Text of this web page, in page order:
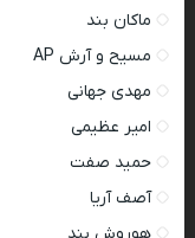
ماکان بند
مسیح و آرش AP
مهدی جهانی
امیر عظیمی
حمید صفت
آصف آریا